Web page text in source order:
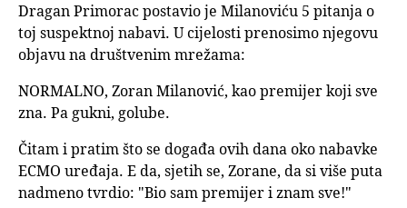
Dragan Primorac postavio je Milanoviću 5 pitanja o
toj suspektnoj nabavi. U cijelosti prenosimo njegovu
objavu na društvenim mrežama:
NORMALNO, Zoran Milanović, kao premijer koji sve
zna. Pa gukni, golube.
Čitam i pratim što se događa ovih dana oko nabavke
ECMO uređaja. E da, sjetih se, Zorane, da si više puta
nadmeno tvrdio: "Bio sam premijer i znam sve!"